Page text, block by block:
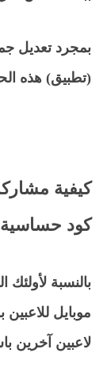
بمجرد تعديل
(تطبيق) هذه
كيفية
كود
بالنسبة
موبايل
لاعبين آخرين